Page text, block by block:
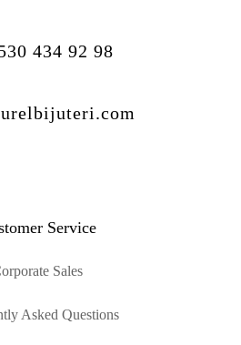
434 92 98
Service
Sales
Asked Questions